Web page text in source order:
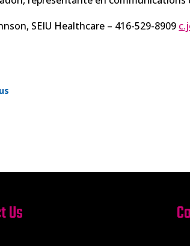
SEIU Healthcare – 416-529-8909
Us